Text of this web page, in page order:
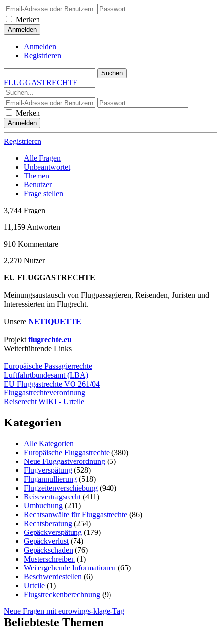
Merken
Anmelden
Registrieren
FLUGGASTRECHTE
Merken
Registrieren
Alle Fragen
Unbeantwortet
Themen
Benutzer
Frage stellen
3,744 Fragen
11,159 Antworten
910 Kommentare
2,270 Nutzer
EU FLUGGASTRECHTE
Meinungsaustausch von Flugpassagieren, Reisenden, Juristen und
Interessierten im Flugrecht.
Unsere NETIQUETTE
Projekt flugrechte.eu
Weiterführende Links
Europäische Passagierrechte
Luftfahrtbundesamt (LBA)
EU Fluggastrechte VO 261/04
Fluggastrechteverordnung
Reiserecht WIKI - Urteile
Kategorien
Alle Kategorien
Europäische Fluggastrechte (380)
Neue Fluggastverordnung (5)
Flugverspätung (528)
Flugannullierung (518)
Flugzeitenverschiebung (940)
Reisevertragsrecht (411)
Umbuchung (211)
Rechtsanwälte für Fluggastrechte (86)
Rechtsberatung (254)
Gepäckverspätung (179)
Gepäckverlust (74)
Gepäckschaden (76)
Musterschreiben (1)
Weitergehende Informationen (65)
Beschwerdestellen (6)
Urteile (1)
Flugstreckenberechnung (9)
Neue Fragen mit eurowings-klage-Tag
Beliebteste Themen